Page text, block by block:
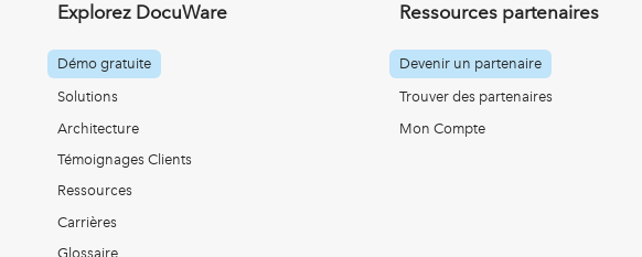
Explorez DocuWare
Démo gratuite
Solutions
Architecture
Témoignages Clients
Ressources
Carrières
Glossaire
Ressources partenaires
Devenir un partenaire
Trouver des partenaires
Mon Compte